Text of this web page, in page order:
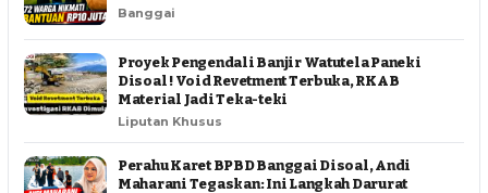
Banggai
Proyek Pengendali Banjir Watutela Paneki
Disoal ! Void Revetment Terbuka, RKAB
Material Jadi Teka-teki
Liputan Khusus
Perahu Karet BPBD Banggai Disoal, Andi
Maharani Tegaskan: Ini Langkah Darurat